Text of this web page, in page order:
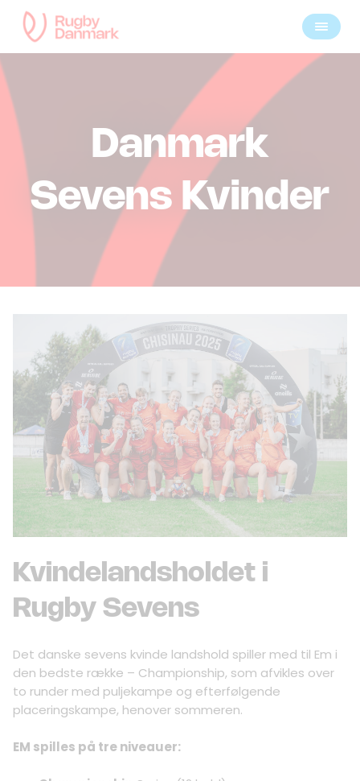
Danmark
Sevens Kvinder
Kvindelandsholdet i
Rugby Sevens
Det danske sevens kvinde landshold spiller med til Em i
den bedste række – Championship, som afvikles over
to runder med puljekampe og efterfølgende
placeringskampe, henover sommeren.
EM spilles på tre niveauer: